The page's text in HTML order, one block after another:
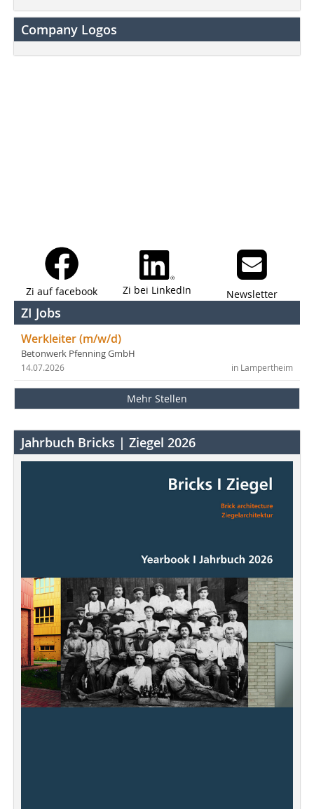
Company Logos
Zi auf facebook Zi bei LinkedIn Newsletter
ZI Jobs
Werkleiter (m/w/d)
Betonwerk Pfenning GmbH
in Lampertheim
14.07.2026
Mehr Stellen
Jahrbuch Bricks | Ziegel 2026